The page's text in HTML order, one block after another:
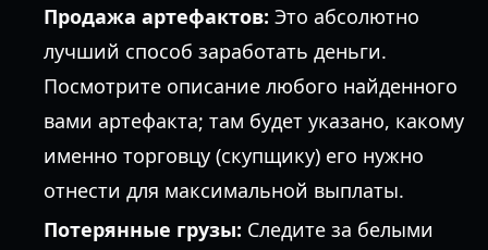
Продажа артефактов: Это абсолютно
лучший способ заработать деньги.
Посмотрите описание любого найденного
вами артефакта; там будет указано, какому
именно торговцу (скупщику) его нужно
отнести для максимальной выплаты.
Потерянные грузы: Следите за белыми